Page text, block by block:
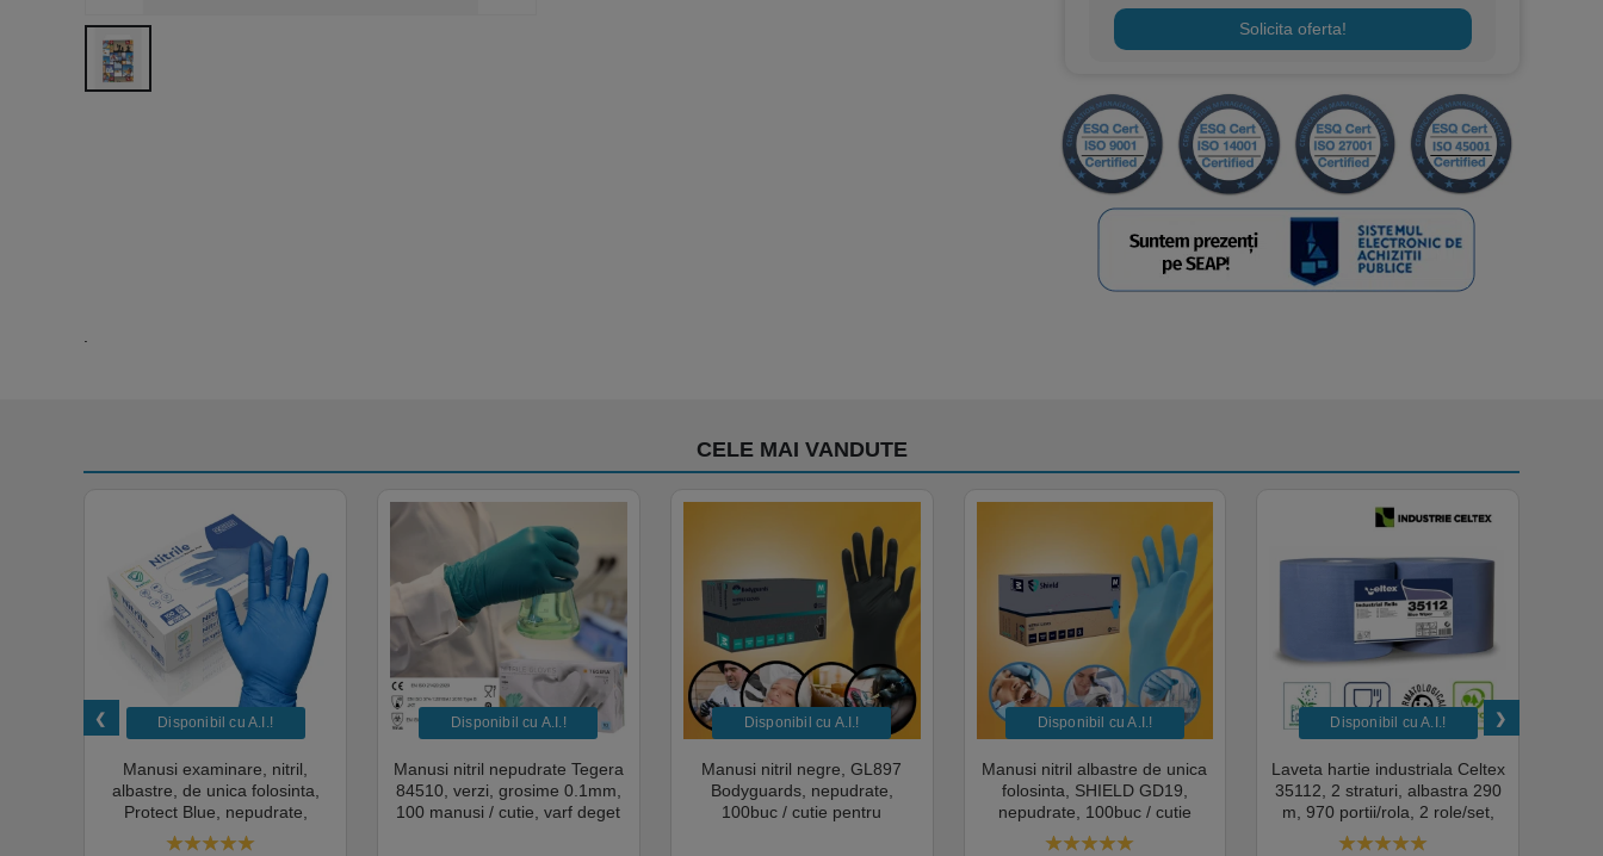
Solicita oferta!
CELE MAI VANDUTE
Disponibil cu A.I.​!
Manusi examinare, nitril,
albastre, de unica folosinta,
Protect Blue, nepudrate,
100buc / cutie pentru medical,
Disponibil cu A.I.​!
Manusi nitril nepudrate Tegera
84510, verzi, grosime 0.1mm,
100 manusi / cutie, varf deget
Disponibil cu A.I.​!
Manusi nitril negre, GL897
Bodyguards, nepudrate,
100buc / cutie pentru
Disponibil cu A.I.​!
Manusi nitril albastre de unica
folosinta, SHIELD GD19,
nepudrate, 100buc / cutie
pentru Medical, HoReCa,
Disponibil cu A.I.​!
Laveta hartie industriala Celtex
35112, 2 straturi, albastra 290
m, 970 portii/rola, 2 role/set,
certificata pentru industria